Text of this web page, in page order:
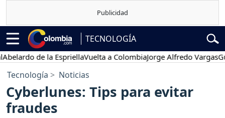
TECNOLOGÍA
de la EspriellaVuelta a ColombiaJorge Alfredo Vargas
Tecnología Noticias
Cyberlunes: Tips para evitar
fraudes